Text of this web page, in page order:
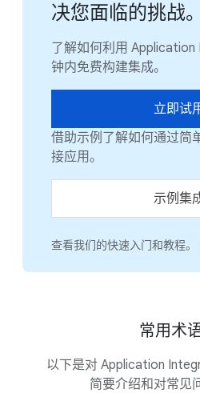
决您面临的挑战。
了解如何利用
钟内免费构建集成。
立即试
借助示例了解如何通过简
接应用。
示例集
查看我们的快速入门和教程。
常用术
以下是对 Application
简要介绍和对常见